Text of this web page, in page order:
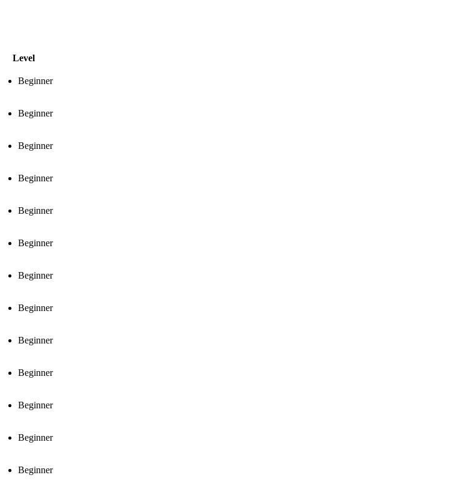
Level
Beginner
Beginner
Beginner
Beginner
Beginner
Beginner
Beginner
Beginner
Beginner
Beginner
Beginner
Beginner
Beginner